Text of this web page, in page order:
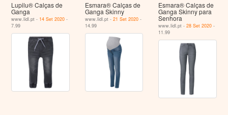
Lupilu® Calças de
Ganga
www.lidl.pt - 14 Set 2020 -
7.99
Esmara® Calças de
Ganga Skinny
www.lidl.pt - 21 Set 2020-
14.99
Esmara® Calças de
Ganga Skinny para
Senhora
www.lidl.pt -28 Set 2020 -
11.99